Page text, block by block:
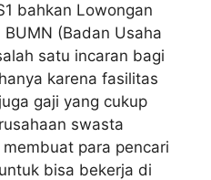
bahkan Lowongan
(Badan Usaha
satu incaran bagi
karena fasilitas
gaji yang cukup
swasta
para pencari
bisa bekerja di